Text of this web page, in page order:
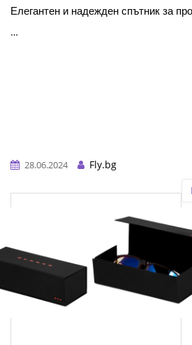
Елегантен и надежден спътник за
…
28.06.2024
Fly.bg